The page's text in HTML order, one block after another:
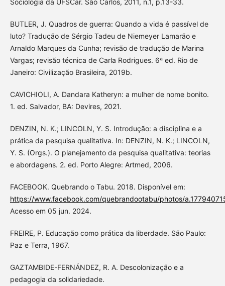
BUTLER, J. Quadros de guerra: Quando a vida é passível de
luto? Tradução de Sérgio Tadeu de Niemeyer Lamarão e
Arnaldo Marques da Cunha; revisão de tradução de Marina
Vargas; revisão técnica de Carla Rodrigues. 6ª ed. Rio de
Janeiro: Civilização Brasileira, 2019b.
CAVICHIOLI, A. Dandara Katheryn: a mulher de nome bonito.
1. ed. Salvador, BA: Devires, 2021.
DENZIN, N. K.; LINCOLN, Y. S. Introdução: a disciplina e a
prática da pesquisa qualitativa. In: DENZIN, N. K.; LINCOLN,
Y. S. (Orgs.). O planejamento da pesquisa qualitativa: teorias
e abordagens. 2. ed. Porto Alegre: Artmed, 2006.
FACEBOOK. Quebrando o Tabu. 2018. Disponível em:
https://www.facebook.com/quebrandootabu/photos/
Acesso em 05 jun. 2024.
FREIRE, P. Educação como prática da liberdade. São Paulo:
Paz e Terra, 1967.
GAZTAMBIDE-FERNÁNDEZ, R. A. Descolonização e a
pedagogia da solidariedade.